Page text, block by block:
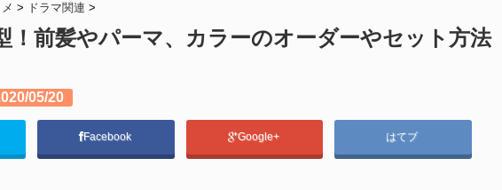
> ドラマ関連 >
！前髪やパーマ、カラーのオーダーやセット方法
05/20
Facebook Google+ はてブ